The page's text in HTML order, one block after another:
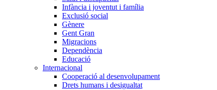
Infància i joventut i família
Exclusió social
Gènere
Gent Gran
Migracions
Dependència
Educació
Internacional
Cooperació al desenvolupament
Drets humans i desigualtat